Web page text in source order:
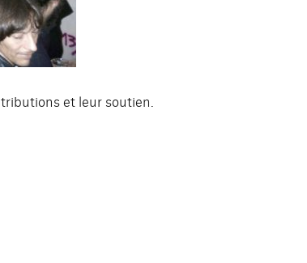
et leur soutien.